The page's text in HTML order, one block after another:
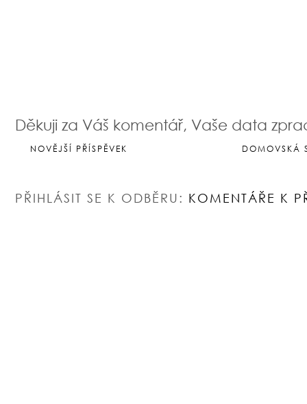
Děkuji za Váš komentář, Vaše data
NOVĚJŠÍ PŘÍSPĚVEK DOMOVSKÁ
PŘIHLÁSIT SE K ODBĚRU: KOMENTÁŘE K